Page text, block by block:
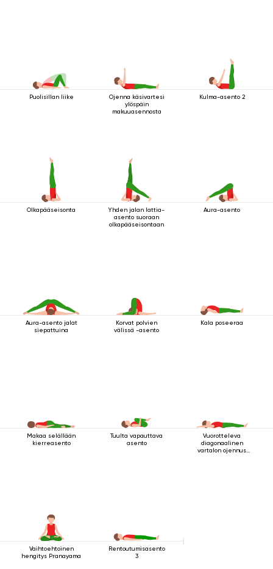
Puolisillan liike
Ojenna käsivartesi
ylöspäin
makuuasennosta
Kulma-asento 2
Olkapääseisonta
Yhden jalan lattia-
asento suoraan
olkapääseisontaan
Aura-asento
Aura-asento jalat
siepattuina
Korvat polvien
välissä -asento
Kala poseeraa
Makaa selällään
kierreasento
Tuulta vapauttava
asento
Vuorotteleva
diagonaalinen
vartalon ojennus
Vaihtoehtoinen
hengitys Pranayama
Rentoutumisasento
3